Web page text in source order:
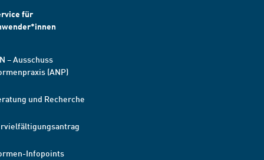
für
– Ausschuss
(ANP)
und Recherche
Infopoints